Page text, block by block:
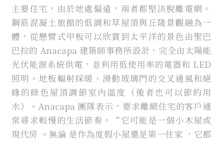
主要住宅，由於地處偏遠，兩者都堅決脫離電網。
鋼筋混凝土旅館的低調和草屋頂與丘陵景觀融為一
體，從懸臂式甲板可以欣賞到太平洋的景色由聖巴
巴拉的 Anacapa 建築師事務所設計，完全由太陽能
光伏能源系統供電，並利用低使用率的電器和 LED
照明。地板輻射採暖、滑動玻璃門的交叉通風和絕
緣的綠色屋頂調節室內溫度（後者也可以節約用
水）。Anacapa 團隊表示，要求離網住宅的客戶通
常尋求較慢的生活節奏。“它可能是一個小木屋或
現代房 。無論 是作為度假小屋還是第一住家 ，它都